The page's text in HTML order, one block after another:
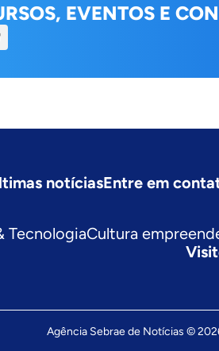
EVENTOS E
notíciasEntre em
TecnologiaCultura
Agência Sebrae de Notícias ©